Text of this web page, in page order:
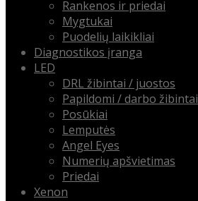
Rankenos ir priedai
Mygtukai
Puodelių laikikliai
Diagnostikos įranga
LED
DRL žibintai / juostos
Papildomi / darbo žibintai
Posūkiai
Lemputės
Angel Eyes
Numerių apšvietimas
Priedai
Xenon